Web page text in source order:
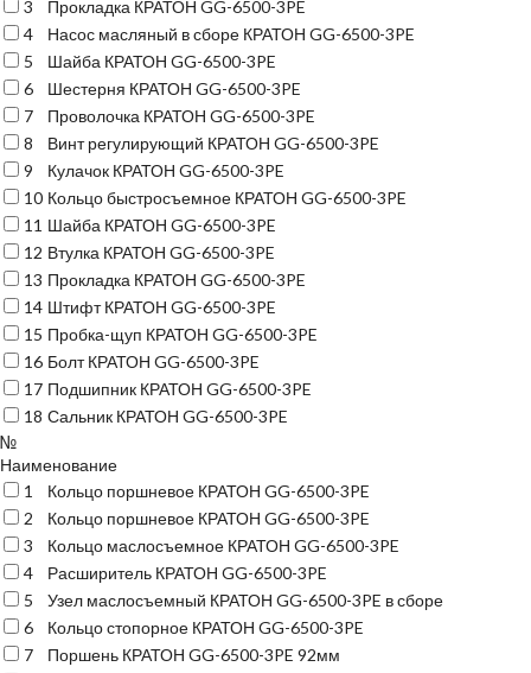
3
Прокладка КРАТОН GG-6500-3PE
4
Насос масляный в сборе КРАТОН GG-6500-3PE
5
Шайба КРАТОН GG-6500-3PE
6
Шестерня КРАТОН GG-6500-3PE
7
Проволочка КРАТОН GG-6500-3PE
8
Винт регулирующий КРАТОН GG-6500-3PE
9
Кулачок КРАТОН GG-6500-3PE
10 Кольцо быстросъемное КРАТОН GG-6500-3PE
11 Шайба КРАТОН GG-6500-3PE
12 Втулка КРАТОН GG-6500-3PE
13 Прокладка КРАТОН GG-6500-3PE
14 Штифт КРАТОН GG-6500-3PE
15 Пробка-щуп КРАТОН GG-6500-3PE
16 Болт КРАТОН GG-6500-3PE
17 Подшипник КРАТОН GG-6500-3PE
18 Сальник КРАТОН GG-6500-3PE
№
Наименование
1
Кольцо поршневое КРАТОН GG-6500-3PE
2
Кольцо поршневое КРАТОН GG-6500-3PE
3
Кольцо маслосъемное КРАТОН GG-6500-3PE
4
Расширитель КРАТОН GG-6500-3PE
5
Узел маслосъемный КРАТОН GG-6500-3PE в сборе
6
Кольцо стопорное КРАТОН GG-6500-3PE
7
Поршень КРАТОН GG-6500-3PE 92мм